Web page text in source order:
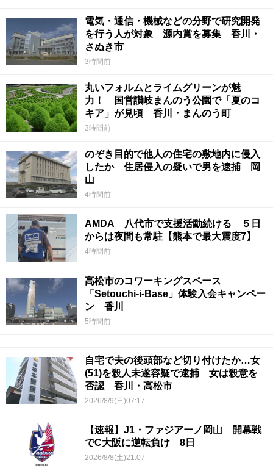
電気・通信・機械などの分野で研究開発
を行う人が対象 源内賞を募集 香川・
さぬき市
3時間前
丸いフォルムとライムグリーンが魅
力！ 国営讃岐まんのう公園で「夏のコ
キア」が見頃 香川・まんのう町
3時間前
のぞき目的で他人の住宅の敷地内に侵入
したか 住居侵入の疑いで男を逮捕 岡
山
4時間前
AMDA 八代市で支援活動続ける ５日
からは夜間も常駐【熊本で最大震度7】
4時間前
高松市のコワーキングスペース
「Setouchi-i-Base」体験入会キャンペー
ン 香川
5時間前
自宅で夫の後頭部など切り付けたか…女
(51)を殺人未遂容疑で逮捕 女は殺意を
否認 香川・高松市
2026/8/9(日)07:17
【速報】J1・ファジアーノ岡山 開幕戦
でC大阪に逆転負け 8日
2026/8/8(土)21:07